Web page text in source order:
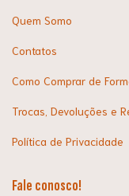
Quem Somo
Contatos
Como Comprar de
Trocas, Devoluções e
Política de Privacidade
Fale conosco!